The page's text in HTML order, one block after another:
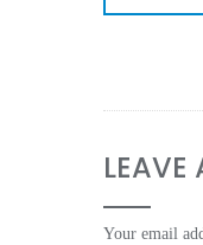
LEAVE
Your email